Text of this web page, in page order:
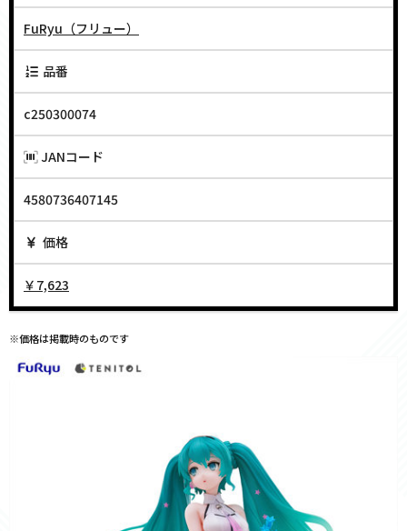
FuRyu（フリュー）
品番
c250300074
JANコード
4580736407145
価格
￥7,623
※価格は掲載時のものです